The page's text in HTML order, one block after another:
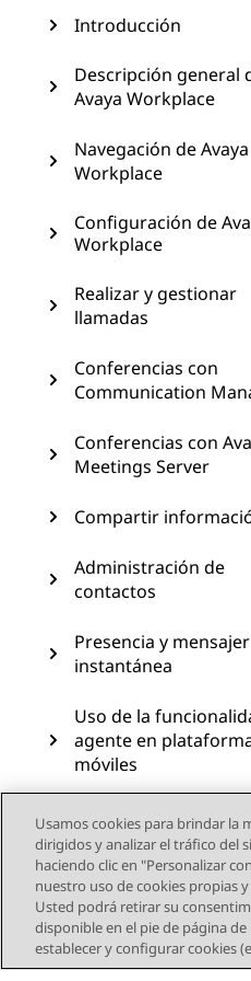
Introducción
Descripción general
Avaya Workplace
Navegación de Avaya
Workplace
Configuración de
Workplace
Realizar y gestionar
llamadas
Conferencias con
Communication
Conferencias con
Meetings Server
Compartir
Administración de
contactos
Presencia y
instantánea
Uso de la
agente en
móviles
Uso del módulo de
y la funcionalidad del
agente en la
Windows
Uso de Avaya Calling
Microsoft Teams
Usamos cookies para brindar la
dirigidos y analizar el tráfico del
haciendo clic en "Personalizar
nuestro uso de cookies propias
Usted podrá retirar su
disponible en el pie de página
establecer y configurar cookies